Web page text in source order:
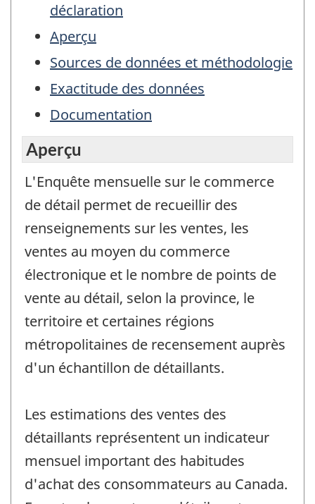
déclaration
Aperçu
Sources de données et méthodologie
Exactitude des données
Documentation
Aperçu
L'Enquête mensuelle sur le commerce
de détail permet de recueillir des
renseignements sur les ventes, les
ventes au moyen du commerce
électronique et le nombre de points de
vente au détail, selon la province, le
territoire et certaines régions
métropolitaines de recensement auprès
d'un échantillon de détaillants.
Les estimations des ventes des
détaillants représentent un indicateur
mensuel important des habitudes
d'achat des consommateurs au Canada.